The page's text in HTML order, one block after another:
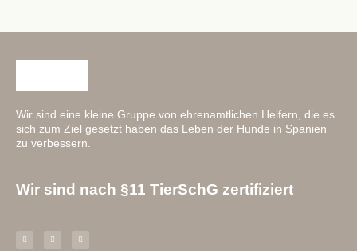
Wir sind eine kleine Gruppe von ehrenamtlichen Helfern, die es
sich zum Ziel gesetzt haben das Leben der Hunde in Spanien
zu verbessern.
Wir sind nach §11 TierSchG zertifiziert